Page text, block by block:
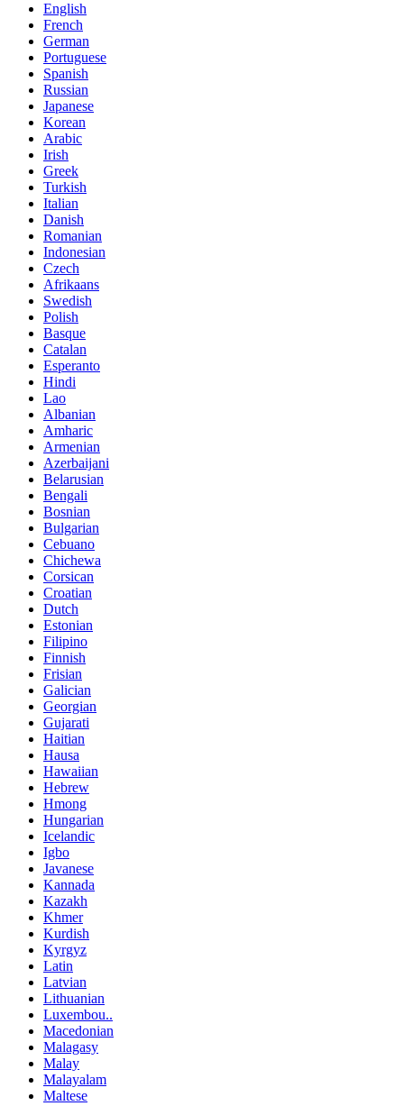
English
French
German
Portuguese
Spanish
Russian
Japanese
Korean
Arabic
Irish
Greek
Turkish
Italian
Danish
Romanian
Indonesian
Czech
Afrikaans
Swedish
Polish
Basque
Catalan
Esperanto
Hindi
Lao
Albanian
Amharic
Armenian
Azerbaijani
Belarusian
Bengali
Bosnian
Bulgarian
Cebuano
Chichewa
Corsican
Croatian
Dutch
Estonian
Filipino
Finnish
Frisian
Galician
Georgian
Gujarati
Haitian
Hausa
Hawaiian
Hebrew
Hmong
Hungarian
Icelandic
Igbo
Javanese
Kannada
Kazakh
Khmer
Kurdish
Kyrgyz
Latin
Latvian
Lithuanian
Luxembou..
Macedonian
Malagasy
Malay
Malayalam
Maltese